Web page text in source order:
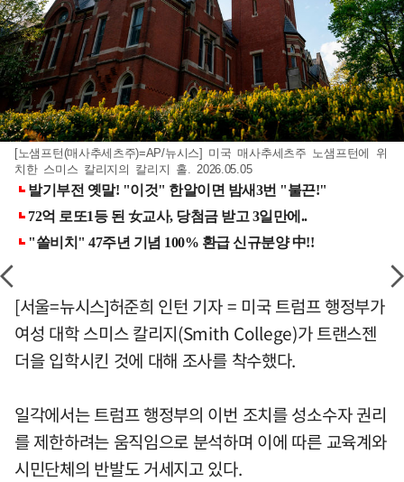
[노샘프턴(매사추세츠주)=AP/뉴시스] 미국 매사추세츠주 노샘프턴에 위
치한 스미스 칼리지의 칼리지 홀. 2026.05.05
[서울=뉴시스]허준희 인턴 기자 = 미국 트럼프 행정부가
여성 대학 스미스 칼리지(Smith College)가 트랜스젠
더을 입학시킨 것에 대해 조사를 착수했다.
일각에서는 트럼프 행정부의 이번 조치를 성소수자 권리
를 제한하려는 움직임으로 분석하며 이에 따른 교육계와
시민단체의 반발도 거세지고 있다.